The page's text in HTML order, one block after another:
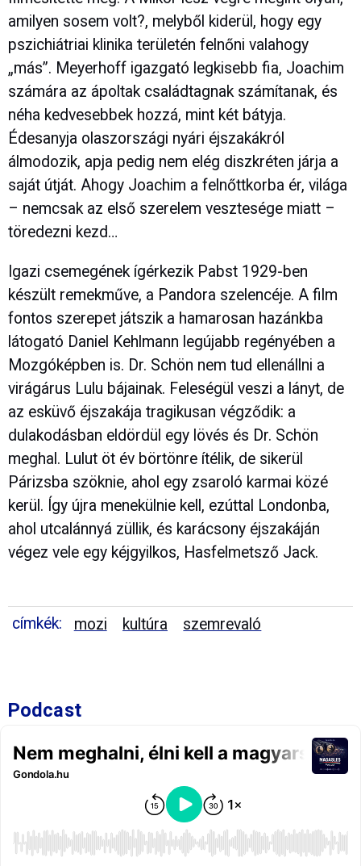
amilyen sosem volt?, melyből kiderül, hogy egy
pszichiátriai klinika területén felnőni valahogy
„más”. Meyerhoff igazgató legkisebb fia, Joachim
számára az ápoltak családtagnak számítanak, és
néha kedvesebbek hozzá, mint két bátyja.
Édesanyja olaszországi nyári éjszakákról
álmodozik, apja pedig nem elég diszkréten járja a
saját útját. Ahogy Joachim a felnőttkorba ér, világa
– nemcsak az első szerelem vesztesége miatt –
töredezni kezd…
Igazi csemegének ígérkezik Pabst 1929-ben
készült remekműve, a Pandora szelencéje. A film
fontos szerepet játszik a hamarosan hazánkba
látogató Daniel Kehlmann legújabb regényében a
Mozgóképben is. Dr. Schön nem tud ellenállni a
virágárus Lulu bájainak. Feleségül veszi a lányt, de
az esküvő éjszakája tragikusan végződik: a
dulakodásban eldördül egy lövés és Dr. Schön
meghal. Lulut öt év börtönre ítélik, de sikerül
Párizsba szöknie, ahol egy zsaroló karmai közé
kerül. Így újra menekülnie kell, ezúttal Londonba,
ahol utcalánnyá züllik, és karácsony éjszakáján
végez vele egy kéjgyilkos, Hasfelmetsző Jack.
címkék: mozi kultúra szemrevaló
Podcast